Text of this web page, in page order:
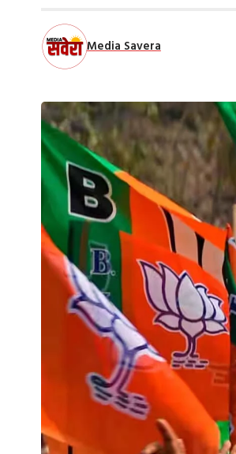
Media Savera